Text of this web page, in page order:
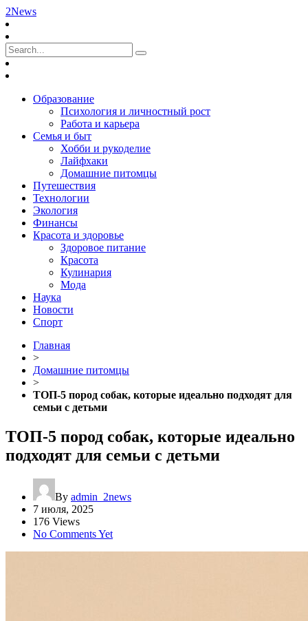
2News
Образование
Психология и личностный рост
Работа и карьера
Семья и быт
Хобби и рукоделие
Лайфхаки
Домашние питомцы
Путешествия
Технологии
Экология
Финансы
Красота и здоровье
Здоровое питание
Красота
Кулинария
Мода
Наука
Новости
Спорт
Главная
>
Домашние питомцы
>
ТОП-5 пород собак, которые идеально подходят для
семьи с детьми
ТОП-5 пород собак, которые идеально
подходят для семьи с детьми
By admin_2news
7 июля, 2025
176 Views
No Comments Yet